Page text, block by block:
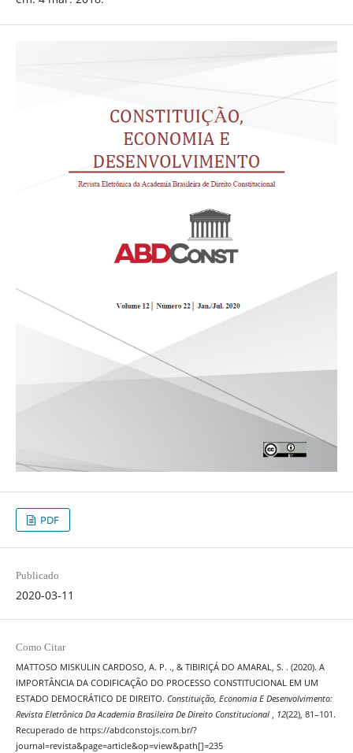
PDF
Publicado
2020-03-11
Como Citar
MATTOSO MISKULIN CARDOSO, A. P. ., & TIBIRIÇÁ DO AMARAL, S. . (2020). A
IMPORTÂNCIA DA CODIFICAÇÃO DO PROCESSO CONSTITUCIONAL EM UM
ESTADO DEMOCRÁTICO DE DIREITO. Constituição, Economia E Desenvolvimento:
Revista Eletrônica Da Academia Brasileira De Direito Constitucional , 12(22), 81–101.
Recuperado de https://abdconstojs.com.br/?
journal=revista&page=article&op=view&path[]=235